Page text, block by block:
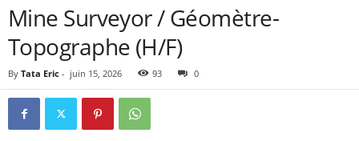
Mine Surveyor / Géomètre-
Topographe (H/F)
By Tata Eric - juin 15, 2026 93 0